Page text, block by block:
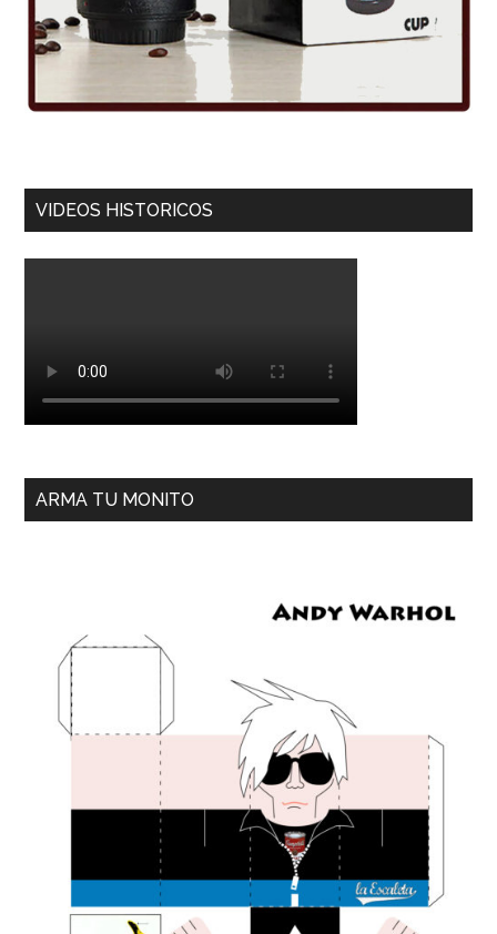
VIDEOS HISTORICOS
ARMA TU MONITO